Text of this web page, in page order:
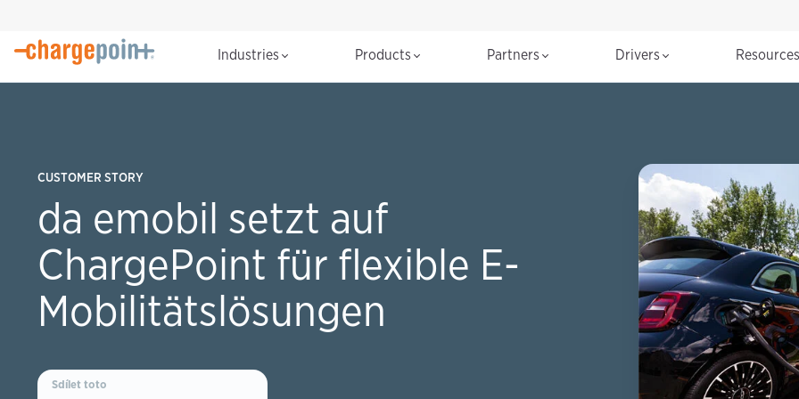
Industries Products Partners Drivers
CUSTOMER STORY
da emobil setzt auf
ChargePoint für flexible E-
Mobilitätslösungen
Sdílet toto